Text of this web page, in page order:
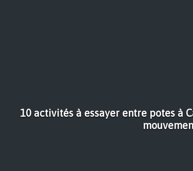
10 activités à essayer entre potes à